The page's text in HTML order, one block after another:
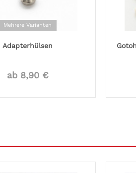
Mehrere Varianten
Adapterhülsen
ab 8,90 €